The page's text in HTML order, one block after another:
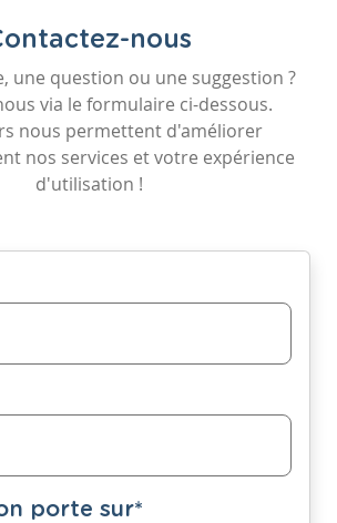
nous
une question ou une suggestion ?
via le formulaire ci-dessous.
nous permettent d'améliorer
nos services et votre expérience
d'utilisation !
porte sur*